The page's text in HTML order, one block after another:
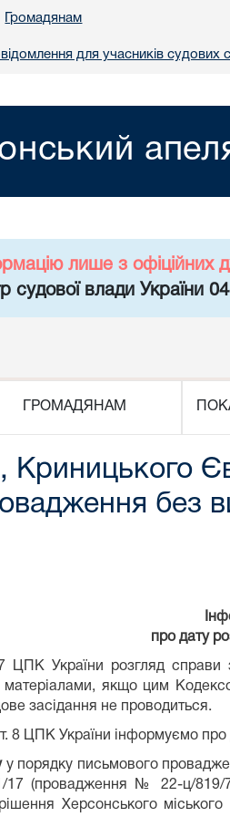
Громадянам
для учасників судових
лише з офіційних
судової влади України
ГРОМАДЯНАМ
без
про дату
ЦПК України розгляд справи
матеріалами, якщо цим
засідання не проводиться.
8 ЦПК України інформуємо про
у порядку письмового
(провадження № 22-ц/819/
Херсонського